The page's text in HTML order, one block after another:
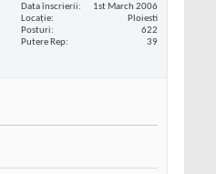
Data înscrierii
1st March 2006
Locaţie
Ploiesti
Posturi
622
Putere Rep
39